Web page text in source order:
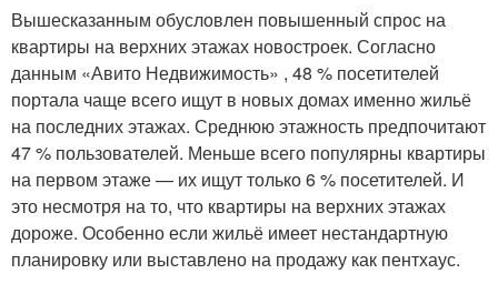
Вышесказанным обусловлен повышенный спрос на
квартиры на верхних этажах новостроек. Согласно
данным «Авито Недвижимость» , 48 % посетителей
портала чаще всего ищут в новых домах именно жильё
на последних этажах. Среднюю этажность предпочитают
47 % пользователей. Меньше всего популярны квартиры
на первом этаже — их ищут только 6 % посетителей. И
это несмотря на то, что квартиры на верхних этажах
дороже. Особенно если жильё имеет нестандартную
планировку или выставлено на продажу как пентхаус.